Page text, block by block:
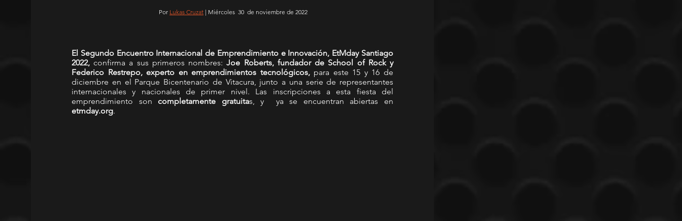
Por Lukas Cruzat | Miércoles  30  de noviembre de 2022
El Segundo Encuentro Internacional de Emprendimiento e Innovación, EtMday Santiago
2022, confirma a sus primeros nombres: Joe Roberts, fundador de School of Rock y
Federico Restrepo, experto en emprendimientos tecnológicos, para este 15 y 16 de
diciembre en el Parque Bicentenario de Vitacura, junto a una serie de representantes
internacionales y nacionales de primer nivel. Las inscripciones a esta fiesta del
emprendimiento son completamente gratuita
etmday.org.